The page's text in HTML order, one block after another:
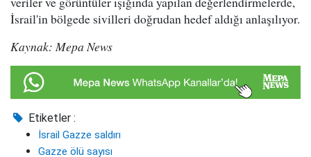
İsrail'in bölgede sivilleri doğrudan hedef aldığı anlaşılıyor.
Kaynak: Mepa News
Etiketler :
İsrail Gazze saldırı
Gazze ölü sayısı